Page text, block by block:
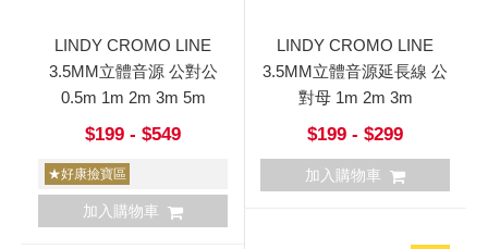
LINDY CROMO LINE
3.5MM立體音源 公對公
0.5m 1m 2m 3m 5m
$199 - $549
★好康撿寶區
加入購物車
LINDY CROMO LINE
3.5MM立體音源延長線 公
對母 1m 2m 3m
$199 - $299
加入購物車